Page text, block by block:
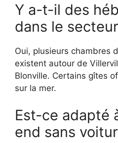
Y a-t-il des
dans le
Oui, plusieurs chambres
existent autour de
Blonville. Certains gîtes
sur la mer.
Est-ce adapté
end sans